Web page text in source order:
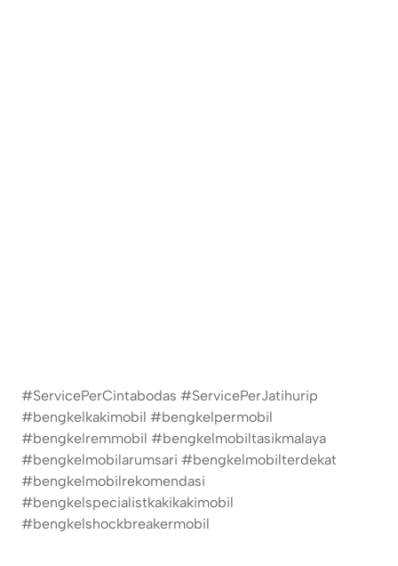
#ServicePerCintabodas #ServicePerJatihurip
#bengkelkakimobil #bengkelpermobil
#bengkelremmobil #bengkelmobiltasikmalaya
#bengkelmobilarumsari #bengkelmobilterdekat
#bengkelmobilrekomendasi
#bengkelspecialistkakikakimobil
#bengkelshockbreakermobil